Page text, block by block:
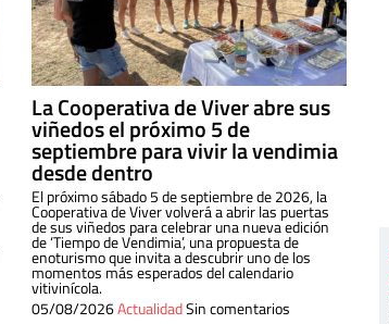
La Cooperativa de Viver abre sus
viñedos el próximo 5 de
septiembre para vivir la vendimia
desde dentro
El próximo sábado 5 de septiembre de 2026, la
Cooperativa de Viver volverá a abrir las puertas
de sus viñedos para celebrar una nueva edición
de ‘Tiempo de Vendimia’, una propuesta de
enoturismo que invita a descubrir uno de los
momentos más esperados del calendario
vitivinícola.
05/08/2026ActualidadSin comentarios